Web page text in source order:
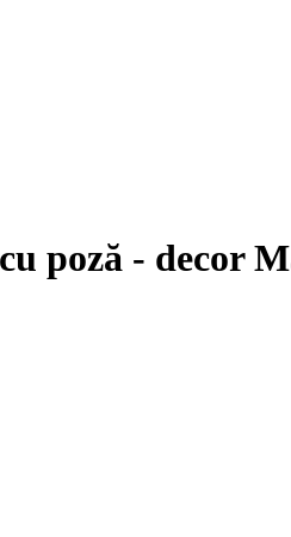
poză - decor